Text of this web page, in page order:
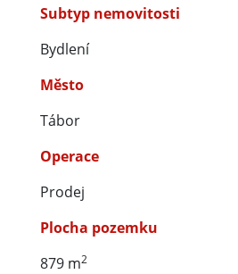
Subtyp nemovitosti
Bydlení
Město
Tábor
Operace
Prodej
Plocha pozemku
879 m2